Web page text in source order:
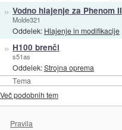
Tema
» Vodno hlajenje za Phenom II
Molde321
Oddelek: Hlajenje in modifikacije
» H100 brenči
s51as
Oddelek:Strojna oprema
Več podobnih tem
Pravila